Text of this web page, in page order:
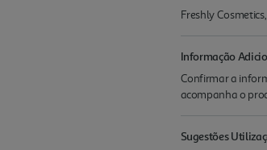
Freshly
Informação
Confirmar a
acompanha o
Sugestões